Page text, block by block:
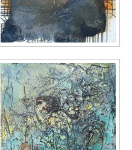
Darling River